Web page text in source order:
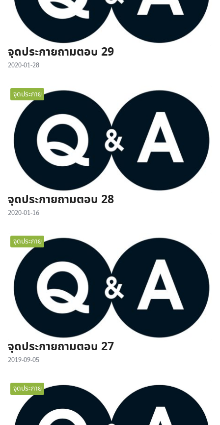
จุดประกายถามตอบ 29
2020-01-28
จุดประกาย
จุดประกายถามตอบ 28
2020-01-16
จุดประกาย
จุดประกายถามตอบ 27
2019-09-05
จุดประกาย